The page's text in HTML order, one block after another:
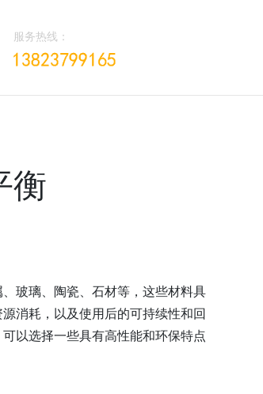
服务热线：
衡
玻璃、陶瓷、石材等，这些材料具
消耗，以及使用后的可持续性和回
以选择一些具有高性能和环保特点